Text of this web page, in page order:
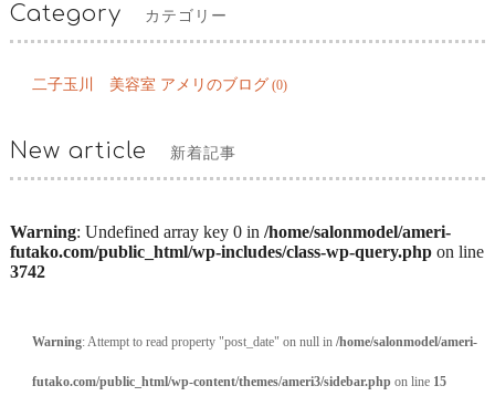
Category カテゴリー
二子玉川 美容室 アメリのブログ (0)
New article 新着記事
Warning: Undefined array key 0 in /home/salonmodel/ameri-
futako.com/public_html/wp-includes/class-wp-query.phpon line
3742
Warning: Attempt to read property "post_date" on null in /home/salonmodel/ameri-
futako.com/public_html/wp-content/themes/ameri3/sidebar.php on line 15